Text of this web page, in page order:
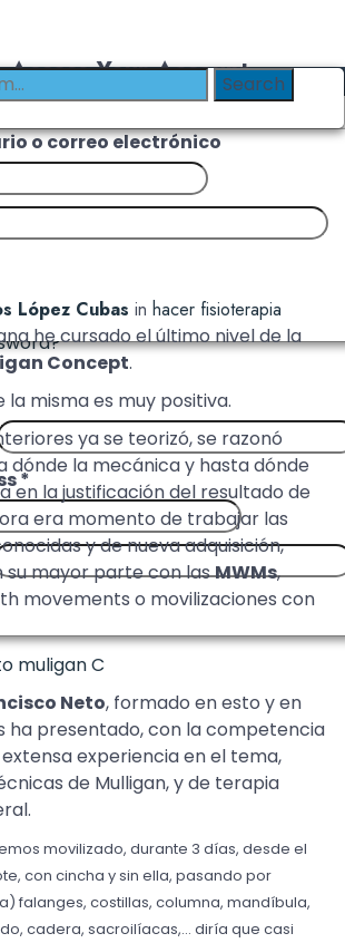
Access Your Account
email address*
me
Log in
*
o correo electrónico
López Cubas in hacer fisioterapia
he cursado el último nivel de la
Concept.
la misma es muy positiva.
ya se teorizó, se razonó
dónde la mecánica y hasta dónde
en la justificación del resultado de
era momento de trabajar las
y de nueva adquisición,
su mayor parte con lasMWMs,
movements o movilizaciones con
Neto, formado en esto y en
ha presentado, con la competencia
experiencia en el tema,
de Mulligan, y de terapia
movilizado, durante 3 días, desde el
con cincha y sin ella, pasando por
falanges, costillas, columna, mandíbula,
cadera, sacroilíacas,… diría que casi